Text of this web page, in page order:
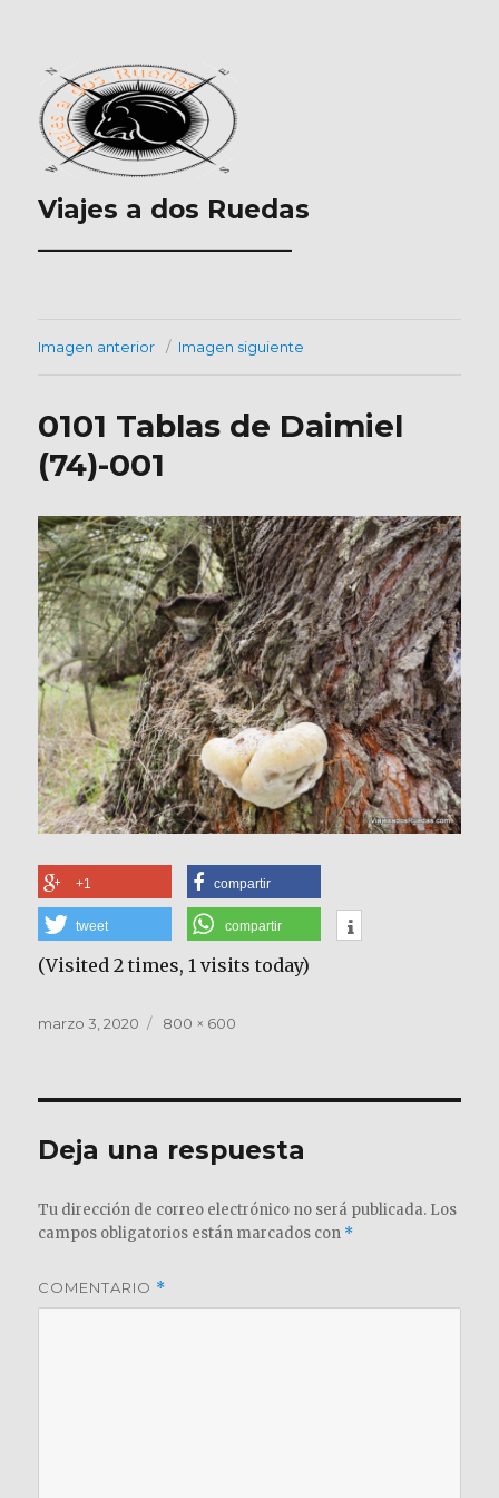
Viajes a dos Ruedas
___________________
Imagen anterior Imagen siguiente
0101 Tablas de Daimiel
(74)-001
+1 compartir
tweet compartir
(Visited 2 times, 1 visits today)
Publicado
marzo 3, 2020
Tamaño
800 × 600
Deja una respuesta
Tu dirección de correo electrónico no será publicada. Los
campos obligatorios están marcados con *
COMENTARIO *